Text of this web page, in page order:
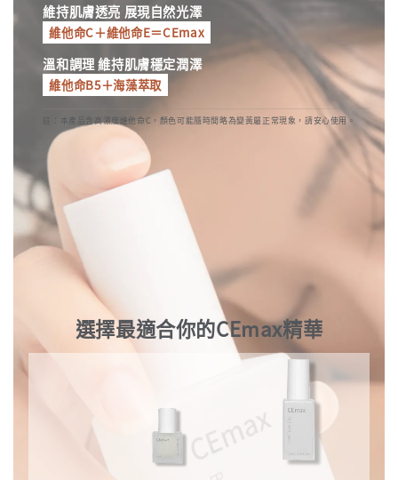
維持肌膚透亮 展現自然光澤
維他命C＋維他命E＝CEmax
溫和調理 維持肌膚穩定潤澤
維他命B5＋海藻萃取
註：本產品含高濃度維他命C，顏色可能隨時間略為變黃屬正常現象，請安心使用。
選擇最適合你的CEmax精華